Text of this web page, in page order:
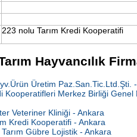
223 nolu Tarım Kredi Kooperatifi
Hayvancılık
Üretim Paz.San.Tic.Ltd.Şti.
Kooperatifleri Merkez Birliği
Veteriner Kliniği - Ankara
Kredi Kooperatifi - Ankara
Gübre Lojistik - Ankara